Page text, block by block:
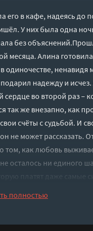
его в кафе, надеясь до
У них была одна
без
месяца. Алина
одиночестве, ненавидя
надежду и
сердце во второй раз –
так же внезапно, как
счёты с судьбой. И
не может рассказать.
том, как любовь
осталось ни единого
платят даже самые
полностью